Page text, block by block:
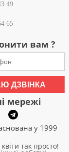
49
65
вам ?
ДЗВІНКА
мережі
у 1999
так просто!